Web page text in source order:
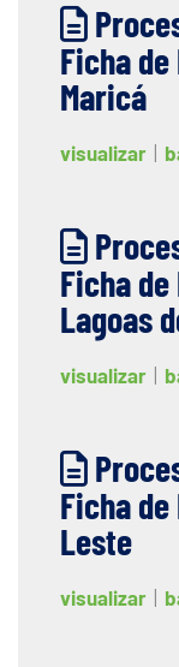
Ficha
Maricá
visualizar
Ficha
Lagoas
visualizar
Ficha
Leste
visualizar